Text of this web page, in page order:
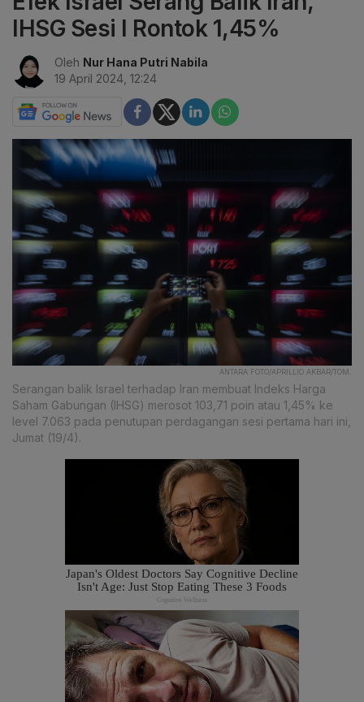
IHSG Sesi I Rontok 1,45%
Oleh Nur Hana Putri Nabila
19 April 2024, 12:24
ANTARA FOTO/APRILLIO AKBAR/TOM.
Serangan balik Israel terhadap Iran membuat Indeks Harga
Saham Gabungan (IHSG) merosot 103,71 poin atau 1,45% ke
level 7.063 pada penutupan perdagangan sesi pertama hari ini,
Jumat (19/4).